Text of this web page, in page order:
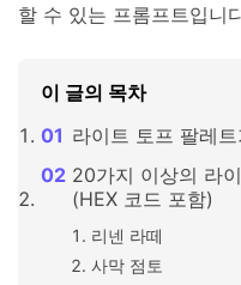
할 수 있는 프롬프트입니
이 글의 목차
라이트 토프 팔레
20가지 이상의 라
(HEX 코드 포함)
리넨 라떼
사막 점토